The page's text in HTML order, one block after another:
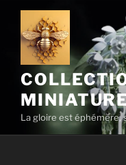
Aller
contenu
principal
La gloire est éphémère,